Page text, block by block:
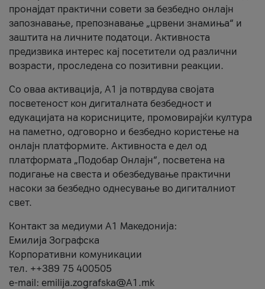
пронајдат практични совети за безбедно онлајн
запознавање, препознавање „црвени знамиња“ и
заштита на личните податоци. Активноста
предизвика интерес кај посетители од различни
возрасти, проследена со позитивни реакции.
Со оваа активација, А1 ја потврдува својата
посветеност кон дигиталната безбедност и
едукацијата на корисниците, промовирајќи култура
на паметно, одговорно и безбедно користење на
онлајн платформите. Активноста е дел од
платформата „Подобар Онлајн“, посветена на
подигање на свеста и обезбедување практични
насоки за безбедно однесување во дигиталниот
свет.
Контакт за медиуми А1 Македонија:
Емилија Зографска
Корпоративни комуникации
тел. ++389 75 400505
e-mail: emilija.zografska@A1.mk